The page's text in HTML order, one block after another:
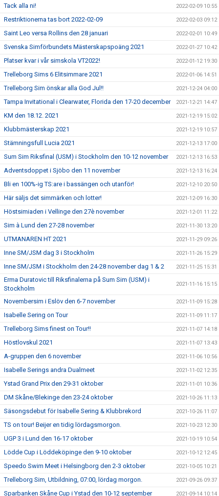
Tack alla ni! 2022-02-09 10:55
Restriktionerna tas bort 2022-02-09 2022-02-03 09:12
Saint Leo versa Rollins den 28 januari 2022-02-01 10:49
Svenska Simförbundets Mästerskapspoäng 2021 2022-01-27 10:42
Platser kvar i vår simskola VT2022! 2022-01-12 19:30
Trelleborg Sims 6 Elitsimmare 2021 2022-01-06 14:51
Trelleborg Sim önskar alla God Jul!! 2021-12-24 04:00
Tampa Invitational i Clearwater, Florida den 17-20 december 2021-12-21 14:47
KM den 18.12. 2021 2021-12-19 15:02
Klubbmästerskap 2021 2021-12-19 10:57
Stämningsfull Lucia 2021 2021-12-13 17:00
Sum Sim Riksfinal (USM) i Stockholm den 10-12 november 2021-12-13 16:53
Adventsdoppet i Sjöbo den 11 november 2021-12-13 16:24
Bli en 100%-ig TS:are i bassängen och utanför! 2021-12-10 20:50
Här säljs det simmärken och lotter! 2021-12-09 16:30
Höstsimiaden i Vellinge den 27è november 2021-12-01 11:22
Sim à Lund den 27-28 november 2021-11-30 13:20
UTMANAREN HT 2021 2021-11-29 09:26
Inne SM/JSM dag 3 i Stockholm 2021-11-26 15:29
Inne SM/JSM i Stockholm den 24-28 november dag 1 & 2 2021-11-25 15:31
Erma Duratovic till Riksfinalerna på Sum Sim (USM) i
Stockholm
2021-11-16 15:15
Novembersim i Eslöv den 6-7 november 2021-11-09 15:28
Isabelle Sering on Tour 2021-11-09 11:17
Trelleborg Sims finest on Tour!! 2021-11-07 14:18
Höstlovskul 2021 2021-11-07 13:43
A-gruppen den 6 november 2021-11-06 10:56
Isabelle Serings andra Dualmeet 2021-11-02 12:35
Ystad Grand Prix den 29-31 oktober 2021-11-01 10:36
DM Skåne/Blekinge den 23-24 oktober 2021-10-26 11:13
Säsongsdebut för Isabelle Sering & Klubbrekord 2021-10-26 11:07
TS on tour! Beijer en tidig lördagsmorgon. 2021-10-23 12:30
UGP 3 i Lund den 16-17 oktober 2021-10-19 10:54
Lödde Cup i Löddeköpinge den 9-10 oktober 2021-10-12 12:45
Speedo Swim Meet i Helsingborg den 2-3 oktober 2021-10-05 10:21
Trelleborg Sim, Utbildning, 07:00, lördag morgon. 2021-09-26 09:37
Sparbanken Skåne Cup i Ystad den 10-12 september 2021-09-14 10:14